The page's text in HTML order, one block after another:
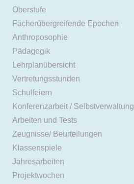
Oberstufe
Fächerübergreifende Epochen
Anthroposophie
Pädagogik
Lehrplanübersicht
Vertretungsstunden
Schulfeiern
Konferenzarbeit / Selbstverwaltung
Arbeiten und Tests
Zeugnisse/ Beurteilungen
Klassenspiele
Jahresarbeiten
Projektwochen